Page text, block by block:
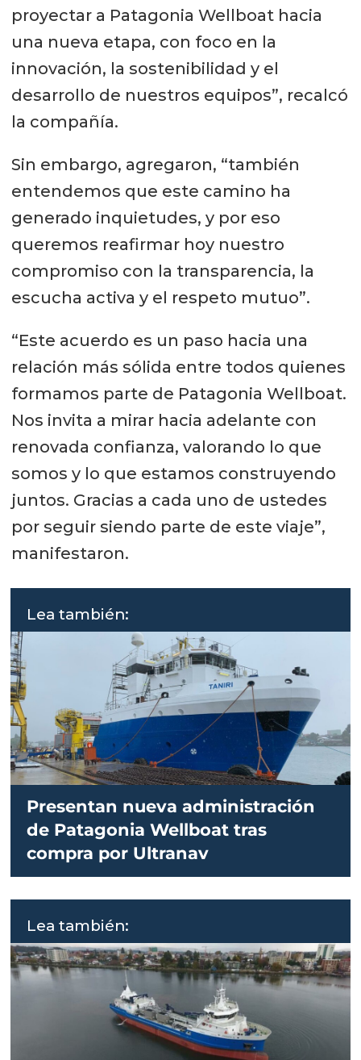
proyectar a Patagonia Wellboat hacia
una nueva etapa, con foco en la
innovación, la sostenibilidad y el
desarrollo de nuestros equipos”, recalcó
la compañía.
Sin embargo, agregaron, “también
entendemos que este camino ha
generado inquietudes, y por eso
queremos reafirmar hoy nuestro
compromiso con la transparencia, la
escucha activa y el respeto mutuo”.
“Este acuerdo es un paso hacia una
relación más sólida entre todos quienes
formamos parte de Patagonia Wellboat.
Nos invita a mirar hacia adelante con
renovada confianza, valorando lo que
somos y lo que estamos construyendo
juntos. Gracias a cada uno de ustedes
por seguir siendo parte de este viaje”,
manifestaron.
Lea también:
Presentan nueva administración
de Patagonia Wellboat tras
compra por Ultranav
Lea también: